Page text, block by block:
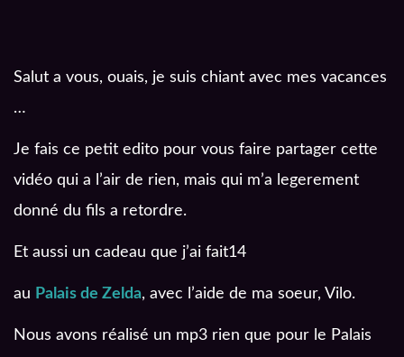
Salut a vous, ouais, je suis chiant avec mes vacances
…
Je fais ce petit edito pour vous faire partager cette
vidéo qui a l’air de rien, mais qui m’a legerement
donné du fils a retordre.
Et aussi un cadeau que j’ai fait14
au Palais de Zelda, avec l’aide de ma soeur, Vilo.
Nous avons réalisé un mp3 rien que pour le Palais